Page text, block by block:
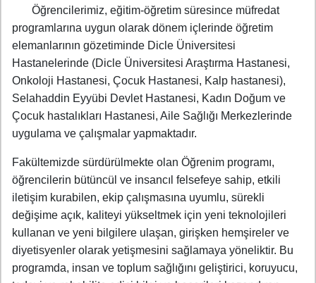
Öğrencilerimiz, eğitim-öğretim süresince müfredat
programlarına uygun olarak dönem içlerinde öğretim
elemanlarının gözetiminde Dicle Üniversitesi
Hastanelerinde (Dicle Üniversitesi Araştırma Hastanesi,
Onkoloji Hastanesi, Çocuk Hastanesi, Kalp hastanesi),
Selahaddin Eyyübi Devlet Hastanesi, Kadın Doğum ve
Çocuk hastalıkları Hastanesi, Aile Sağlığı Merkezlerinde
uygulama ve çalışmalar yapmaktadır.
Fakültemizde sürdürülmekte olan Öğrenim programı,
öğrencilerin bütüncül ve insancıl felsefeye sahip, etkili
iletişim kurabilen, ekip çalışmasına uyumlu, sürekli
değişime açık, kaliteyi yükseltmek için yeni teknolojileri
kullanan ve yeni bilgilere ulaşan, girişken hemşireler ve
diyetisyenler olarak yetişmesini sağlamaya yöneliktir. Bu
programda, insan ve toplum sağlığını geliştirici, koruyucu,